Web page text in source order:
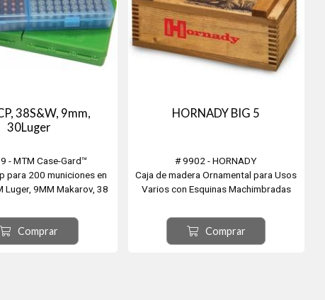
38S&W, 9mm,
30Luger
- MTM Case-Gard™
para 200 municiones en
Luger, 9MM Makarov, 38
9x21MM
Comprar
HORNADY BIG 5
# 9902 - HORNADY
Caja de madera Ornamental para Usos
Varios con Esquinas Machimbradas
Comprar